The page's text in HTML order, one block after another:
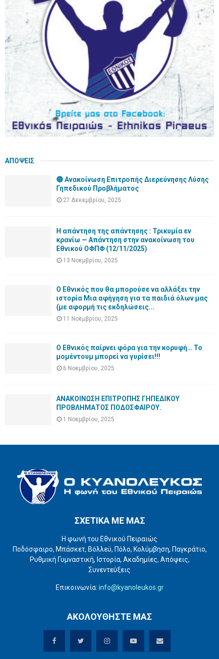
r
R
H
ΑΠΟΨΕΙΣ
🔵 Ανακοίνωση Επιτροπής Διερεύνησης Λύσης
Γηπεδικού Προβλήματος
27 Δεκεμβρίου, 2025
Η απάντηση της απάντησης : Τρικυμία εν
κρανίω — Απάντηση στην ανακοίνωση του
Εθνικού ΟΦΠΦ (12/11/2025)
13 Νοεμβρίου, 2025
Ο Εθνικός που θα μπορούσε να αλλάξει την
ιστορία Μια αφήγηση για τα παιδιά όλων μας
(με αφορμή τις εκδηλώσεις...
11 Νοεμβρίου, 2025
Ο Εθνικός παίρνει φόρα για την κορυφή… Το
μομέντουμ μπορεί να γυρίσει!!!
6 Νοεμβρίου, 2025
ΑΝΑΚΟΙΝΩΣΗ ΕΠΙΤΡΟΠΗΣ ΓΗΠΕΔΙΚΟΥ
ΠΡΟΒΛΗΜΑΤΟΣ ΠΟΔΟΣΦΑΙΡΟΥ.
1 Νοεμβρίου, 2025
ΣΧΕΤΙΚΑ ΜΕ ΜΑΣ
Η φωνή του Εθνικού Πειραιώς
Ποδόσφαιρο, Μπάσκετ, Βόλλεϋ, Πόλο, Κολύμβηση, Παγκράτιο,
Ρυθμική Γυμναστική, Ιστορία, Ακαδημίες, Απόψεις,
Συνεντεύξεις
Επικοινωνία: info@kyanoleukos.gr
ΑΚΟΛΟΥΘΗΣΤΕ ΜΑΣ